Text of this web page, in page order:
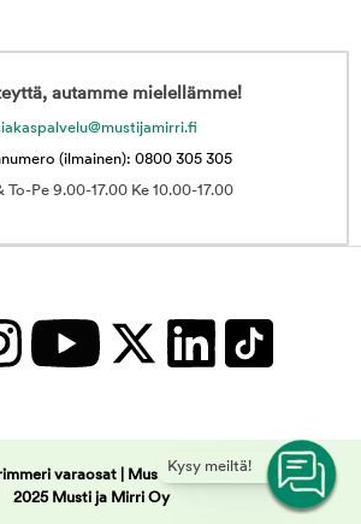
Kysy meiltä!
autamme mielellämme!
(ilmainen): 0800 305 305
To-Pe 9.00-17.00 Ke 10.00-17.00
varaosat | Musti ja Mirri - Copyright ©
2025 Musti ja Mirri Oy